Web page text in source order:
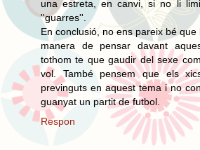
una estreta, en canvi, si no li
''guarres''.
En conclusió, no ens pareix bé
manera de pensar davant
tothom te que gaudir del sexe
vol. També pensem que els
previnguts en aquest tema i no
guanyat un partit de futbol.
Respon